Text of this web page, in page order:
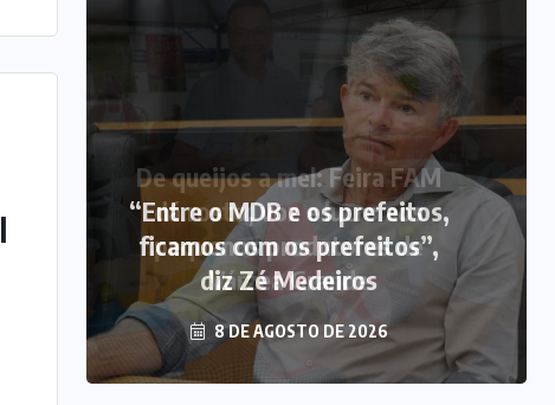
“Entre o MDB e os prefeitos,
ficamos com os prefeitos”,
diz Zé Medeiros
8 DE AGOSTO DE 2026